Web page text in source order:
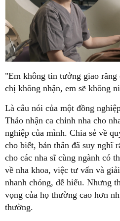
"Em không tin tưởng giao răng
chị không nhận, em sẽ không
Là câu nói của một đồng
Thảo nhận ca chỉnh nha cho
nghiệp của mình. Chia sẻ về
cho biết, bản thân đã suy nghĩ
cho các nha sĩ cùng ngành có
về nha khoa, việc tư vấn và
nhanh chóng, dễ hiểu. Nhưng
vọng của họ thường cao hơn
thường.